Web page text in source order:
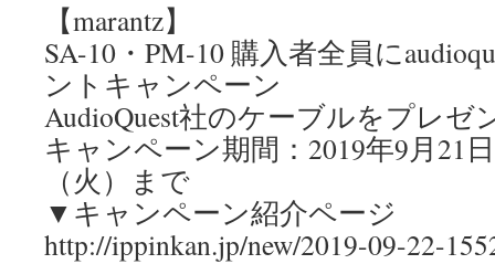
【marantz】
SA-10・PM-10 購入者全員に
ントキャンペーン
AudioQuest社のケーブルをプレゼ
キャンペーン期間：2019年9月21
（火）まで
▼キャンペーン紹介ページ
http://ippinkan.jp/new/2019-09-22-